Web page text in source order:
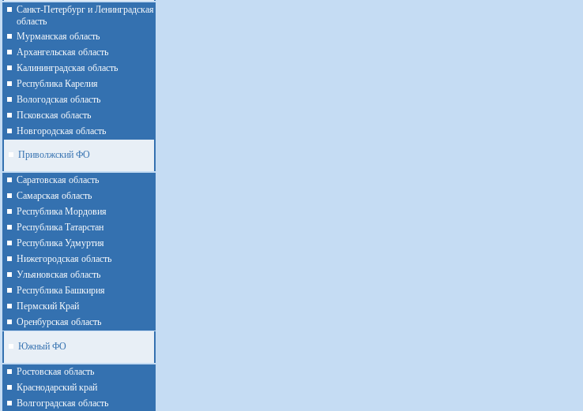
Санкт-Петербург и Ленинградская
область
Мурманская область
Архангельская область
Калининградская область
Республика Карелия
Вологодская область
Псковская область
Новгородская область
Приволжский ФО
Cаратовская область
Cамарская область
Республика Мордовия
Республика Татарстан
Республика Удмуртия
Нижегородская область
Ульяновская область
Республика Башкирия
Пермский Край
Оренбурская область
Южный ФО
Ростовская область
Краснодарский край
Волгоградская область